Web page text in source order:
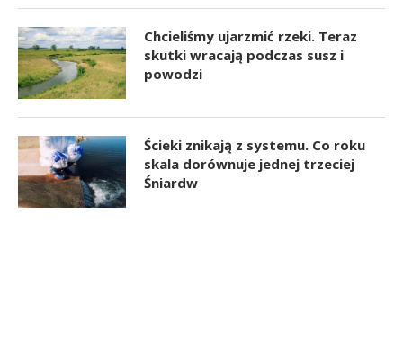
Chcieliśmy ujarzmić rzeki. Teraz
skutki wracają podczas susz i
powodzi
Ścieki znikają z systemu. Co roku
skala dorównuje jednej trzeciej
Śniardw